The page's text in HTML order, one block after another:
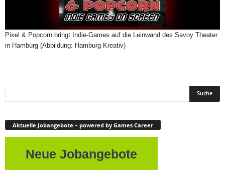
Pixel & Popcorn bringt Indie-Games auf die Leinwand des Savoy Theater
in Hamburg (Abbildung: Hamburg Kreativ)
Aktuelle Jobangebote – powered by Games Career